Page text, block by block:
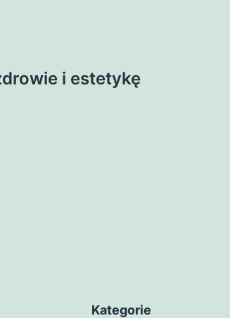
i estetykę
Kategorie